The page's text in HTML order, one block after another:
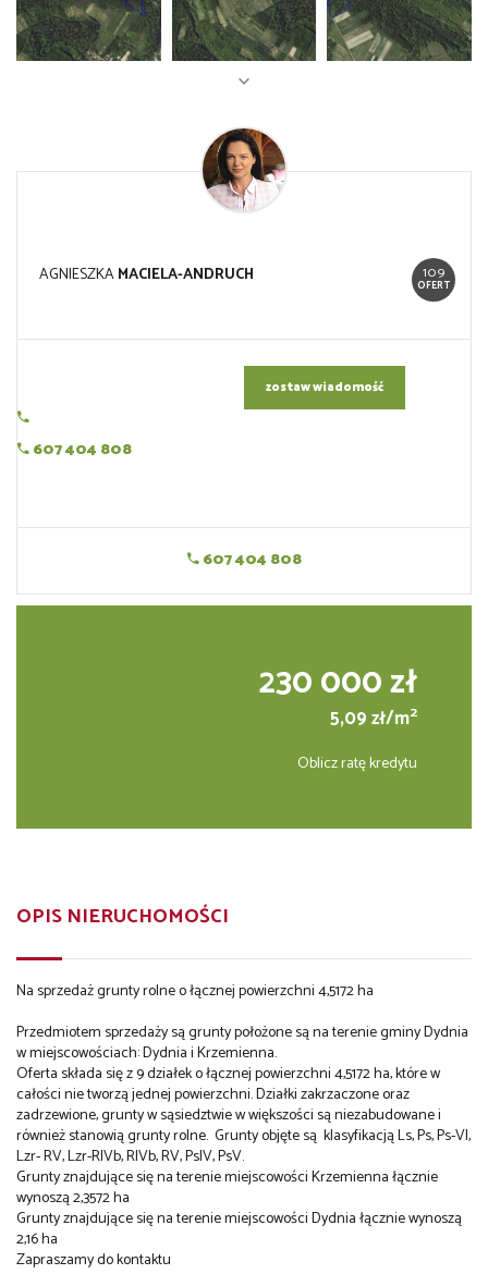
109
OFERT
AGNIESZKAMACIELA-ANDRUCH
607 404 808
zostaw wiadomość
607 404 808
230 000 zł
5,09 zł/m2
Oblicz ratę kredytu
OPIS NIERUCHOMOŚCI
Na sprzedaż grunty rolne o łącznej powierzchni 4,5172 ha
Przedmiotem sprzedaży są grunty położone są na terenie gminy Dydnia
w miejscowościach: Dydnia i Krzemienna.
Oferta składa się z 9 działek o łącznej powierzchni 4,5172 ha, które w
całości nie tworzą jednej powierzchni. Działki zakrzaczone oraz
zadrzewione, grunty w sąsiedztwie w większości są niezabudowane i
również stanowią grunty rolne. Grunty objęte są klasyfikacją Ls, Ps, Ps-VI,
Lzr- RV, Lzr-RIVb, RIVb, RV, PsIV, PsV.
Grunty znajdujące się na terenie miejscowości Krzemienna łącznie
wynoszą 2,3572 ha
Grunty znajdujące się na terenie miejscowości Dydnia łącznie wynoszą
2,16 ha
Zapraszamy do kontaktu